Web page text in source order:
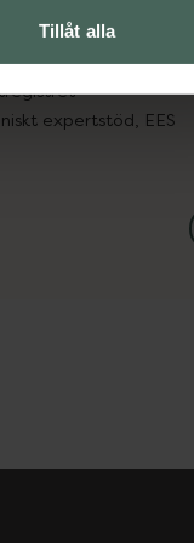
Tillåt alla
in gammal medicin
läkemedel
expertstöd, EES